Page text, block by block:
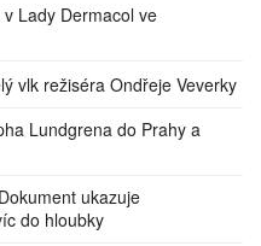
Lady Dermacol ve
vlk režiséra Ondřeje Veverky
Lundgrena do Prahy a
ukazuje
do hloubky